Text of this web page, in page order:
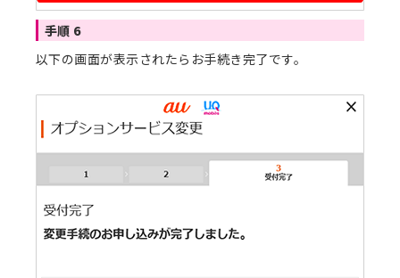
手順 6
以下の画面が表示されたらお手続き完了です。